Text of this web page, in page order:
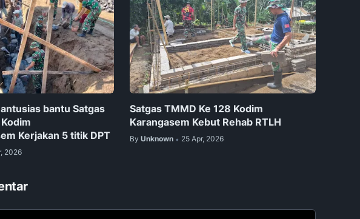
bantu Satgas
Kerjakan 5 titik DPT
2026
Satgas TMMD Ke 128 Kodim
Karangasem Kebut Rehab RTLH
By Unknown • 25 Apr, 2026